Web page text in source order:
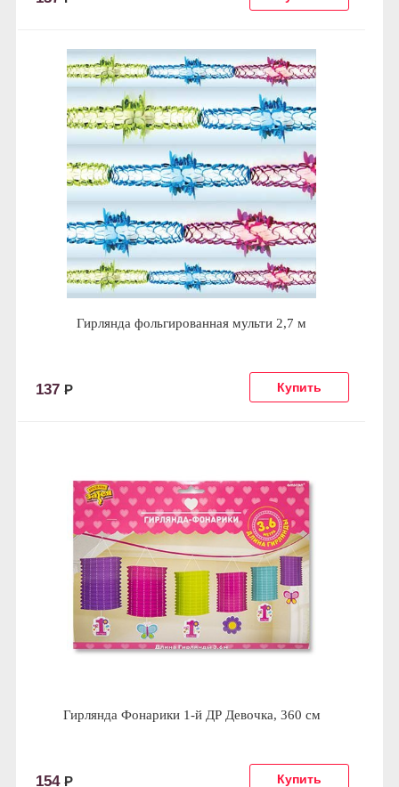
Гирлянда фольгированная мульти 2,7 м
137 Р
Гирлянда Фонарики 1-й ДР Девочка, 360 см
154 Р